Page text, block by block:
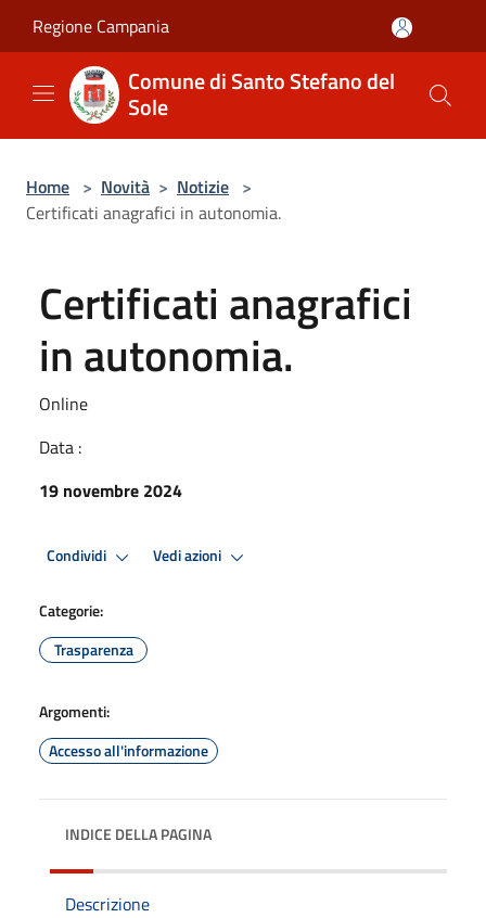
Regione Campania
Comune di Santo Stefano del
Sole
Home > Novità > Notizie >
Certificati anagrafici in autonomia.
Certificati anagrafici
in autonomia.
Online
Data :
19 novembre 2024
Condividi Vedi azioni
Categorie:
Trasparenza
Argomenti:
Accesso all'informazione
INDICE DELLA PAGINA
Descrizione